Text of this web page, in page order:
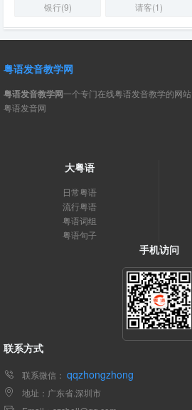
银行(9)
请客(1)
粤语发音教学网
粤语发音教学网一个专门在线粤语发音教学的网
粤语发音网
大粤语
日常粤语
流行粤语
粤语词组
粤语句子
手机访问
联系方式
联系微信： qqzhongzhong
地址：广东省.深圳市